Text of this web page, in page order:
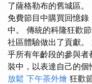
了薩格勒布的舊城區。
免費節目中購買回憶
中。 傳統的科隆狂歡
社區體驗做出了貢獻。
乎所有年齡段的參與
裝中，以表達自己的個
放鬆 下午茶外燴 狂歡